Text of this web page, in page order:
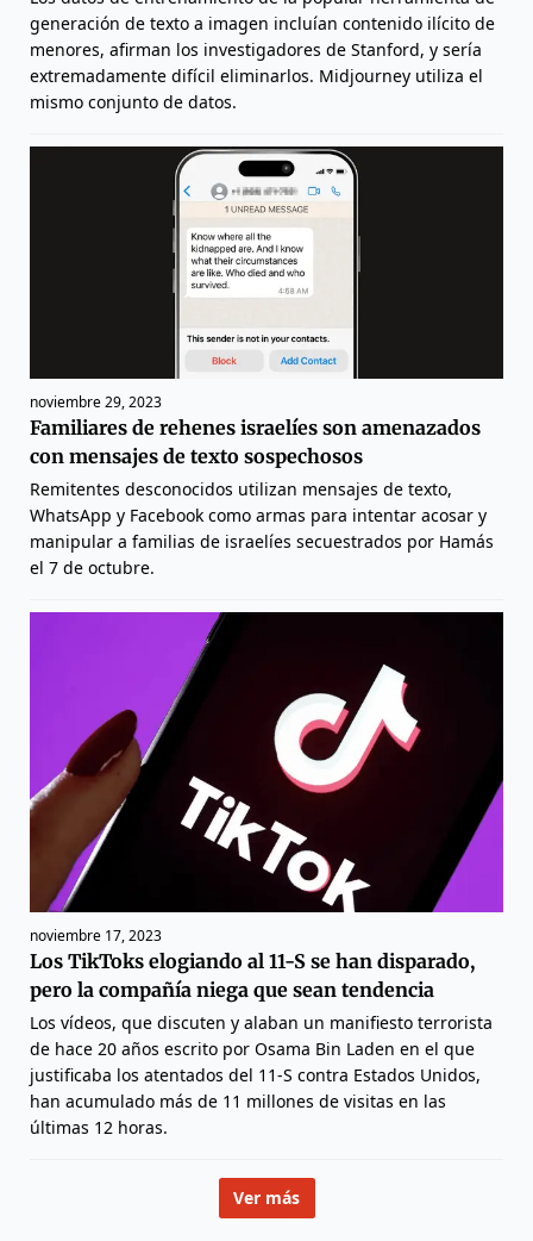
generación de texto a imagen incluían contenido ilícito de
menores, afirman los investigadores de Stanford, y sería
extremadamente difícil eliminarlos. Midjourney utiliza el
mismo conjunto de datos.
noviembre 29, 2023
Familiares de rehenes israelíes son amenazados
con mensajes de texto sospechosos
Remitentes desconocidos utilizan mensajes de texto,
WhatsApp y Facebook como armas para intentar acosar y
manipular a familias de israelíes secuestrados por Hamás
el 7 de octubre.
noviembre 17, 2023
Los TikToks elogiando al 11-S se han disparado,
pero la compañía niega que sean tendencia
Los vídeos, que discuten y alaban un manifiesto terrorista
de hace 20 años escrito por Osama Bin Laden en el que
justificaba los atentados del 11-S contra Estados Unidos,
han acumulado más de 11 millones de visitas en las
últimas 12 horas.
Ver más